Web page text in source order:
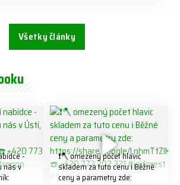
Všetky články
-
nás v
❗️🪓 omezený počet hlavic
skladem za tuto cenu ℹ️ Běžné
ceny a parametry zde: